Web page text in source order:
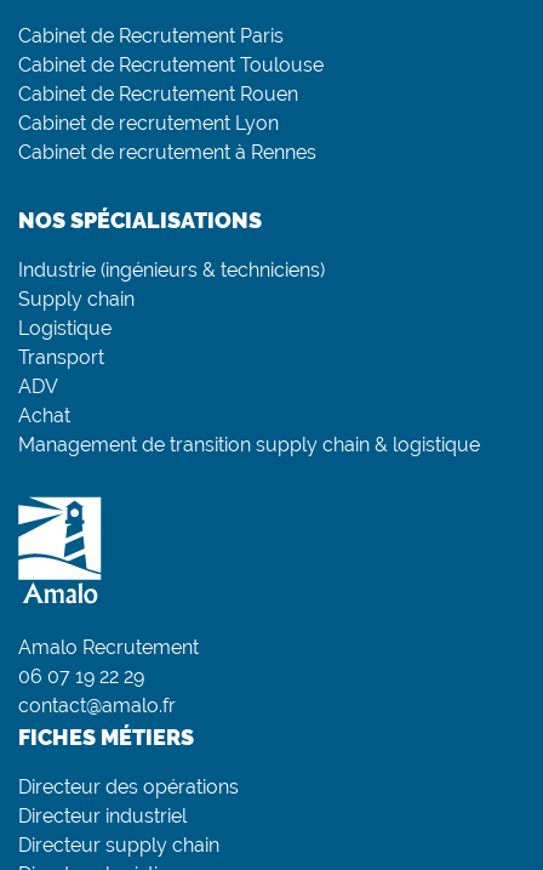
Cabinet de Recrutement Paris
Cabinet de Recrutement Toulouse
Cabinet de Recrutement Rouen
Cabinet de recrutement Lyon
Cabinet de recrutement à Rennes
NOS SPÉCIALISATIONS
Industrie (ingénieurs & techniciens)
Supply chain
Logistique
Transport
ADV
Achat
Management de transition supply chain & logistique
Amalo Recrutement
06 07 19 22 29
contact@amalo.fr
FICHES MÉTIERS
Directeur des opérations
Directeur industriel
Directeur supply chain